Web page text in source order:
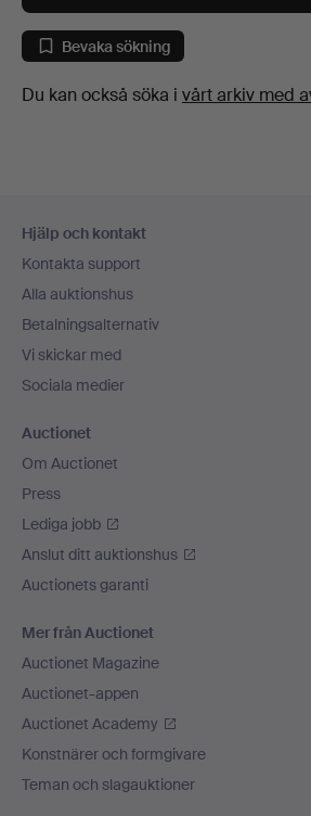
Bevaka sökning
Du kan också söka i vårt arkiv med
Hjälp och kontakt
Kontakta support
Alla auktionshus
Betalningsalternativ
Vi skickar med
Sociala medier
Auctionet
Om Auctionet
Press
Lediga jobb
Anslut ditt auktionshus
Auctionets garanti
Mer från Auctionet
Auctionet Magazine
Auctionet-appen
Auctionet Academy
Konstnärer och formgivare
Teman och slagauktioner